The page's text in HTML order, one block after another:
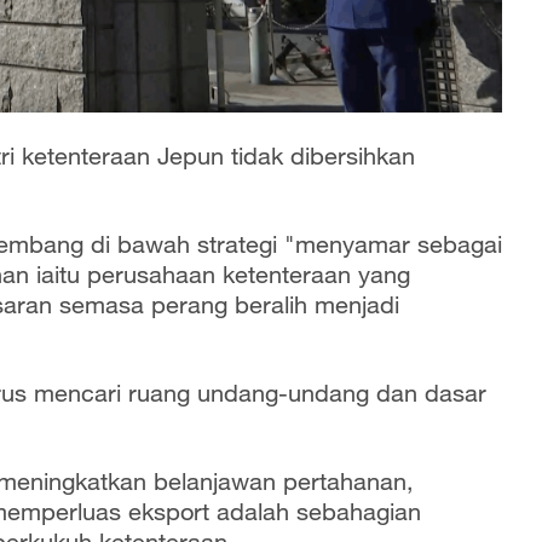
ketenteraan Jepun tidak dibersihkan
di bawah strategi "menyamar sebagai
iaitu perusahaan ketenteraan yang
semasa perang beralih menjadi
mencari ruang undang-undang dan dasar
belanjawan pertahanan,
eksport adalah sebahagian